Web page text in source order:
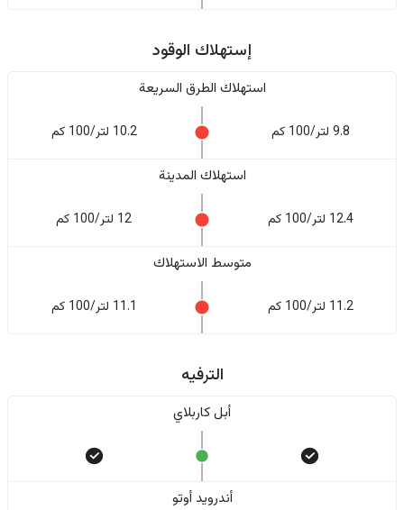
إستهلاك الوقود
استهلاك الطرق السريعة
9.8 لتر/100 كم 10.2 لتر/100 كم
استهلاك المدينة
12.4 لتر/100 كم 12 لتر/100 كم
متوسط الاستهلاك
11.2 لتر/100 كم 11.1 لتر/100 كم
الترفيه
أبل كاربلاي
أندرويد أوتو